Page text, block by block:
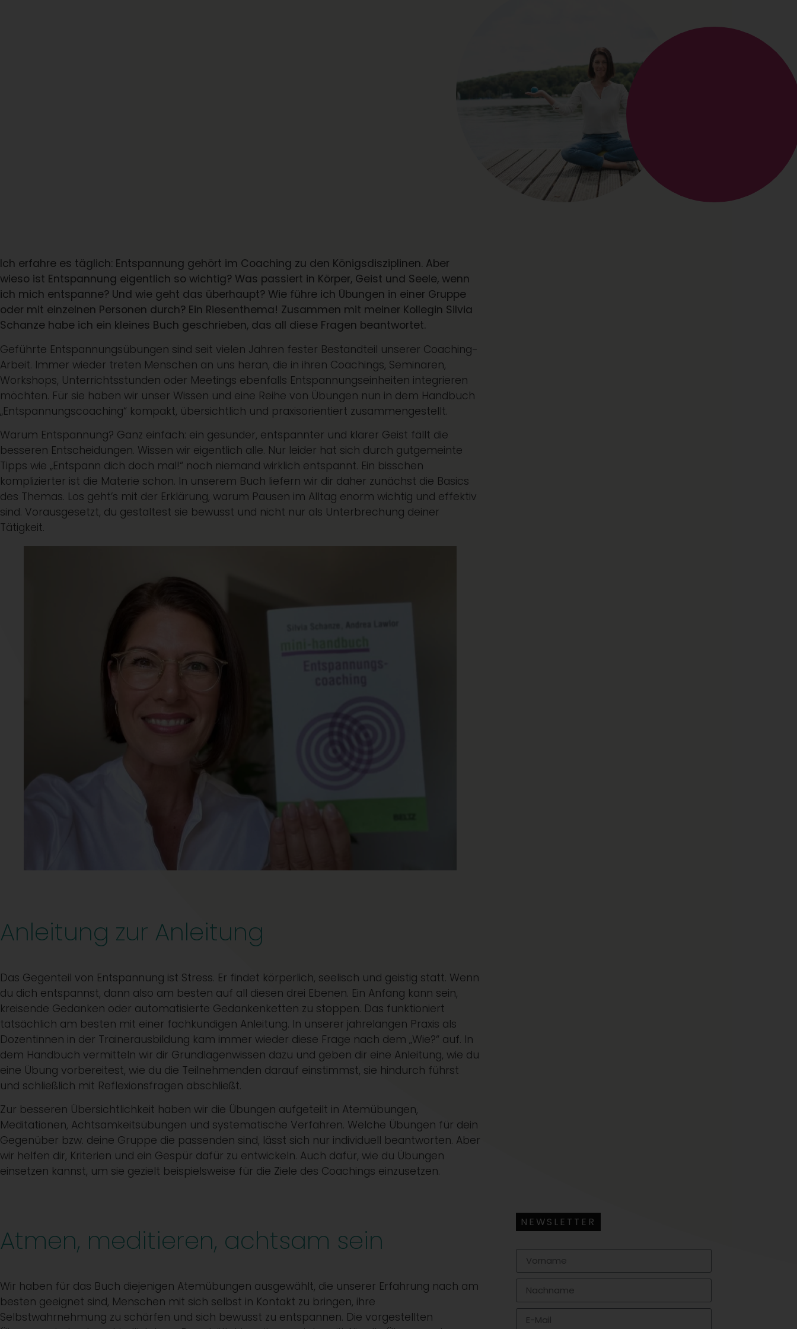
Ich erfahre es täglich: Entspannung gehört im Coaching zu den Königsdisziplinen. Aber
wieso ist Entspannung eigentlich so wichtig? Was passiert in Körper, Geist und Seele, wenn
ich mich entspanne? Und wie geht das überhaupt? Wie führe ich Übungen in einer Gruppe
oder mit einzelnen Personen durch? Ein Riesenthema! Zusammen mit meiner Kollegin Silvia
Schanze habe ich ein kleines Buch geschrieben, das all diese Fragen beantwortet.
Geführte Entspannungsübungen sind seit vielen Jahren fester Bestandteil unserer Coaching-
Arbeit. Immer wieder treten Menschen an uns heran, die in ihren Coachings, Seminaren,
Workshops, Unterrichtsstunden oder Meetings ebenfalls Entspannungseinheiten integrieren
möchten. Für sie haben wir unser Wissen und eine Reihe von Übungen nun in dem Handbuch
„Entspannungscoaching“ kompakt, übersichtlich und praxisorientiert zusammengestellt.
Warum Entspannung? Ganz einfach: ein gesunder, entspannter und klarer Geist fällt die
besseren Entscheidungen. Wissen wir eigentlich alle. Nur leider hat sich durch gutgemeinte
Tipps wie „Entspann dich doch mal!“ noch niemand wirklich entspannt. Ein bisschen
komplizierter ist die Materie schon. In unserem Buch liefern wir dir daher zunächst die Basics
des Themas. Los geht’s mit der Erklärung, warum Pausen im Alltag enorm wichtig und effektiv
sind. Vorausgesetzt, du gestaltest sie bewusst und nicht nur als Unterbrechung deiner
Tätigkeit.
Anleitung zur Anleitung
Das Gegenteil von Entspannung ist Stress. Er findet körperlich, seelisch und geistig statt. Wenn
du dich entspannst, dann also am besten auf all diesen drei Ebenen. Ein Anfang kann sein,
kreisende Gedanken oder automatisierte Gedankenketten zu stoppen. Das funktioniert
tatsächlich am besten mit einer fachkundigen Anleitung. In unserer jahrelangen Praxis als
Dozentinnen in der Trainerausbildung kam immer wieder diese Frage nach dem „Wie?“ auf. In
dem Handbuch vermitteln wir dir Grundlagenwissen dazu und geben dir eine Anleitung, wie du
eine Übung vorbereitest, wie du die Teilnehmenden darauf einstimmst, sie hindurch führst
und schließlich mit Reflexionsfragen abschließt.
Zur besseren Übersichtlichkeit haben wir die Übungen aufgeteilt in Atemübungen,
Meditationen, Achtsamkeitsübungen und systematische Verfahren. Welche Übungen für dein
Gegenüber bzw. deine Gruppe die passenden sind, lässt sich nur individuell beantworten. Aber
wir helfen dir, Kriterien und ein Gespür dafür zu entwickeln. Auch dafür, wie du Übungen
einsetzen kannst, um sie gezielt beispielsweise für die Ziele des Coachings einzusetzen.
Atmen, meditieren, achtsam sein
Wir haben für das Buch diejenigen Atemübungen ausgewählt, die unserer Erfahrung nach am
besten geeignet sind, Menschen mit sich selbst in Kontakt zu bringen, ihre
Selbstwahrnehmung zu schärfen und sich bewusst zu entspannen. Die vorgestellten
NEWSLETTER